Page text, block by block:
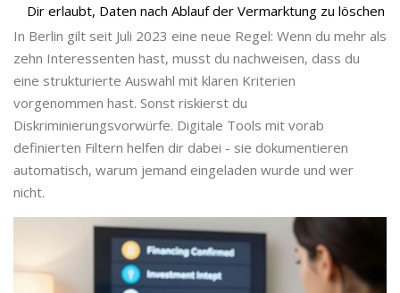
Dir erlaubt, Daten nach Ablauf der Vermarktung zu löschen
In Berlin gilt seit Juli 2023 eine neue Regel: Wenn du mehr als
zehn Interessenten hast, musst du nachweisen, dass du
eine strukturierte Auswahl mit klaren Kriterien
vorgenommen hast. Sonst riskierst du
Diskriminierungsvorwürfe. Digitale Tools mit vorab
definierten Filtern helfen dir dabei - sie dokumentieren
automatisch, warum jemand eingeladen wurde und wer
nicht.